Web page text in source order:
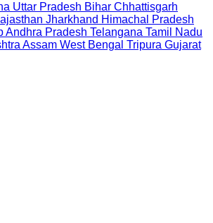
Uttar Pradesh Bihar Chhattisgarh
Jharkhand Himachal Pradesh
Andhra Pradesh Telangana Tamil Nadu
Assam West Bengal Tripura Gujarat